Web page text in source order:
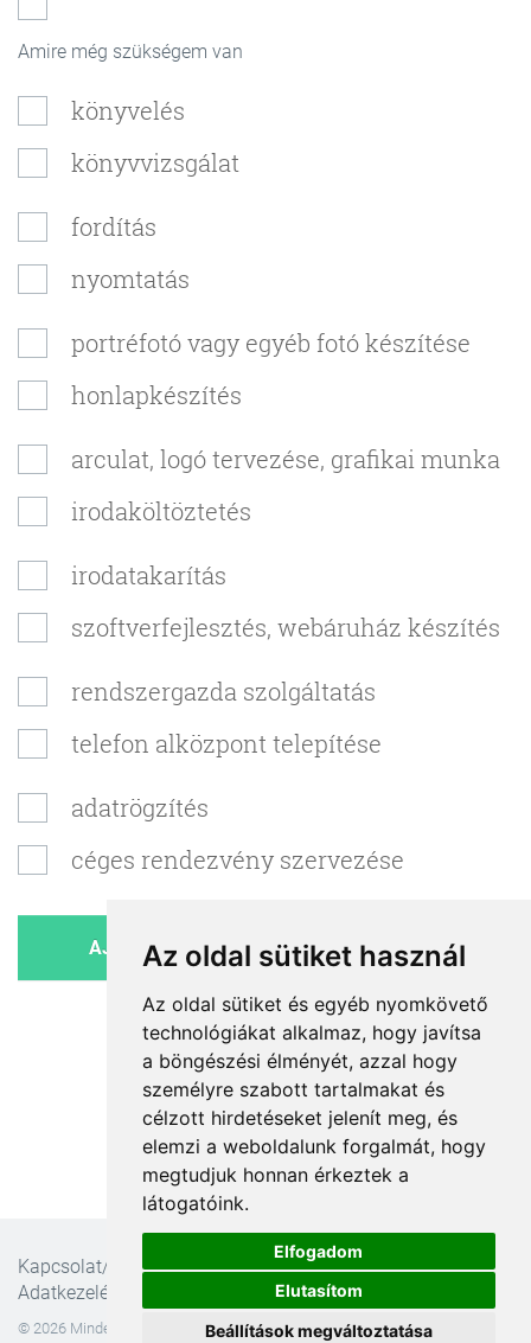
Az oldal sütiket használ
Az oldal sütiket és egyéb nyomkövető
technológiákat alkalmaz, hogy javítsa
a böngészési élményét, azzal hogy
személyre szabott tartalmakat és
célzott hirdetéseket jelenít meg, és
elemzi a weboldalunk forgalmát, hogy
megtudjuk honnan érkeztek a
látogatóink.
Elfogadom
Elutasítom
Beállítások megváltoztatása
Amire még szükségem van
könyvelés
könyvvizsgálat
fordítás
nyomtatás
portréfotó vagy egyéb fotó készítése
honlapkészítés
arculat, logó tervezése, grafikai munka
irodaköltöztetés
irodatakarítás
szoftverfejlesztés, webáruház készítés
rendszergazda szolgáltatás
telefon alközpont telepítése
adatrögzítés
céges rendezvény szervezése
Kapcsolat/Impresszum ÁSZF
Ajánlatkérési feltételek
Adatkezelési nyilatkozat
© 2026 Minden jog fenntartva! Ellipse Online Marketing és Informatikai Bt.